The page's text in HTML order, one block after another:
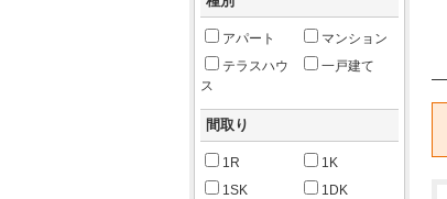
アパート
マンション
テラスハウ
ス
一戸建て
間取り
1R
1K
1SK
1DK